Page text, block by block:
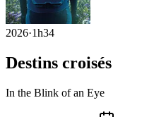
2026·1h34
Destins croisés
In the Blink of an Eye